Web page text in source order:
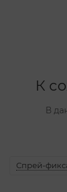
К
В
Спрей-